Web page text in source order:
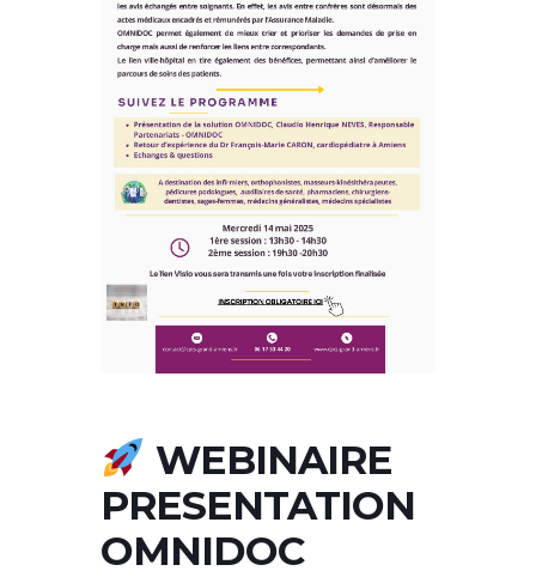
WEBINAIRE
PRESENTATION
OMNIDOC